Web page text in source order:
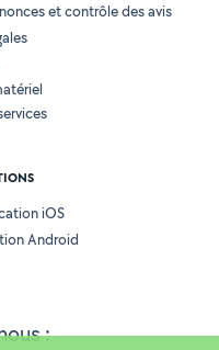
:
et contrôle des avis
iOS
Android